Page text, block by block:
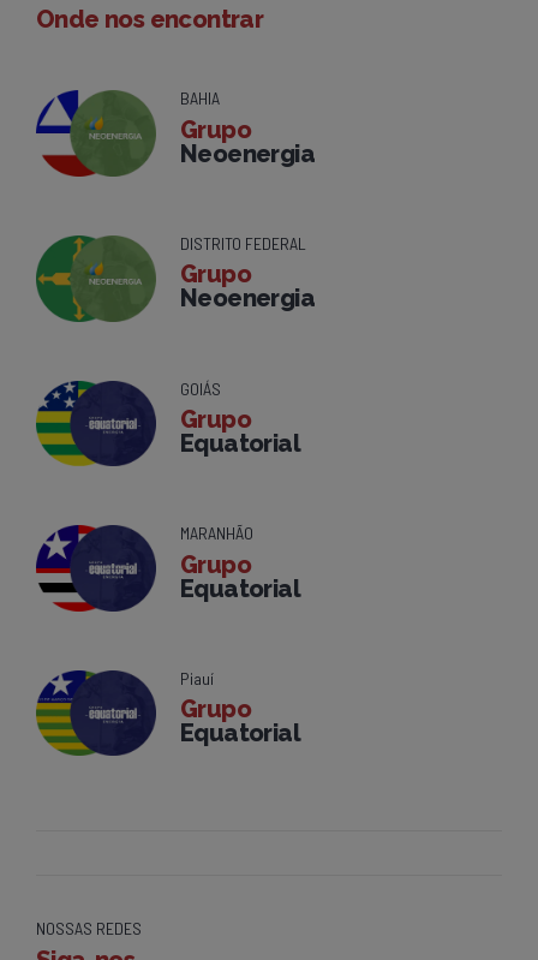
Onde nos encontrar
BAHIA
Grupo
Neoenergia
DISTRITO FEDERAL
Grupo
Neoenergia
GOIÁS
Grupo
Equatorial
MARANHÃO
Grupo
Equatorial
Piauí
Grupo
Equatorial
NOSSAS REDES